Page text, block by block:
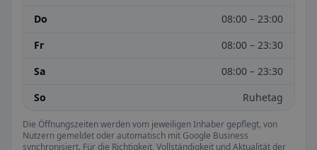
Do
08:00 – 23:00
Fr
08:00 – 23:30
Sa
08:00 – 23:30
So
Ruhetag
Die Öffnungszeiten werden vom jeweiligen Inhaber gepflegt, von
Nutzern gemeldet oder automatisch mit Google Business
synchronisiert. Für die Richtigkeit, Vollständigkeit und Aktualität der